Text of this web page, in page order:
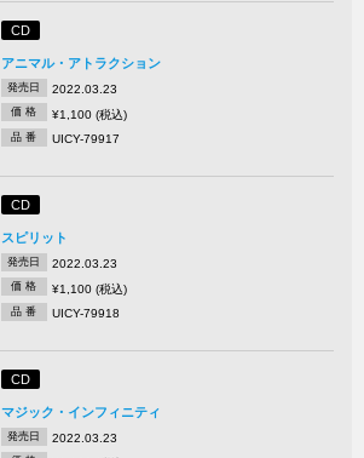
CD
アニマル・アトラクション
発売日 2022.03.23
価 格 ¥1,100 (税込)
品 番 UICY-79917
CD
スピリット
発売日 2022.03.23
価 格 ¥1,100 (税込)
品 番 UICY-79918
CD
マジック・インフィニティ
発売日 2022.03.23